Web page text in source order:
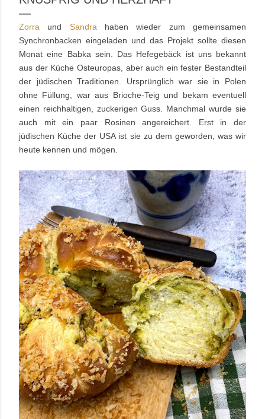
Zorra und Sandra haben wieder zum gemeinsamen
Synchronbacken eingeladen und das Projekt sollte diesen
Monat eine Babka sein. Das Hefegebäck ist uns bekannt
aus der Küche Osteuropas, aber auch ein fester Bestandteil
der jüdischen Traditionen. Ursprünglich war sie in Polen
ohne Füllung, war aus Brioche-Teig und bekam eventuell
einen reichhaltigen, zuckerigen Guss. Manchmal wurde sie
auch mit ein paar Rosinen angereichert. Erst in der
jüdischen Küche der USA ist sie zu dem geworden, was wir
heute kennen und mögen.